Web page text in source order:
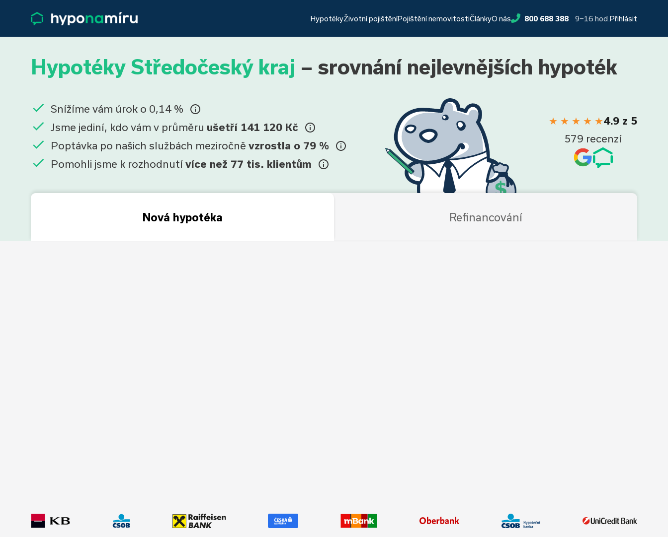
HypotékyŽivotní pojištěníPojištění nemovitostiČlánkyO nás 800 688 388 9−16 hod. Přihlásit
Hypotéky Středočeský kraj – srovnání nejlevnějších hypoték
Snížíme vám úrok o 0,14 %
Jsme jediní, kdo vám v průměru ušetří 141 120 Kč
Poptávka po našich službách meziročně vzrostla o 79 %
Pomohli jsme k rozhodnutí více než 77 tis. klientům
★ ★ ★ ★ ★4.9 z 5
579 recenzí
Nová hypotéka Refinancování
✅Úrok:
✅Hodnota nemovitosti:
3 800 000 Kč